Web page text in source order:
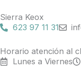
b
o
k
o
k
g
a
m
Sierra Keox
623 97 11 31
Horario atención al
Lunes a Viernes